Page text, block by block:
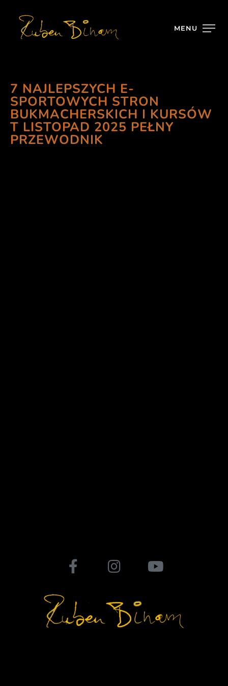
MENU
7 NAJLEPSZYCH E-
SPORTOWYCH STRON
BUKMACHERSKICH I KURSÓW
T LISTOPAD 2025 PEŁNY
PRZEWODNIK